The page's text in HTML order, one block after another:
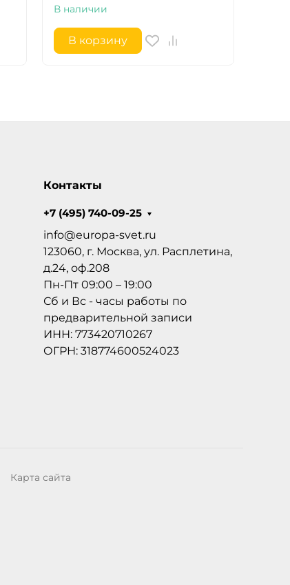
В наличии
В корзину
Контакты
+7 (495) 740-09-25
info@europa-svet.ru
123060, г. Москва, ул. Расплетина,
д.24, оф.208
Пн-Пт 09:00 – 19:00
Сб и Вс - часы работы по
предварительной записи
ИНН: 773420710267
ОГРН: 318774600524023
Карта сайта